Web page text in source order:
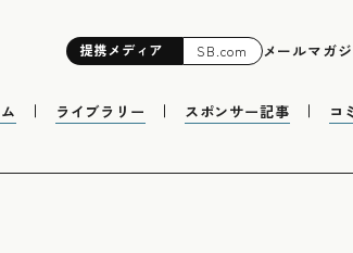
提携メディア SB.com メールマガ
ライブラリー スポンサー記事 コ